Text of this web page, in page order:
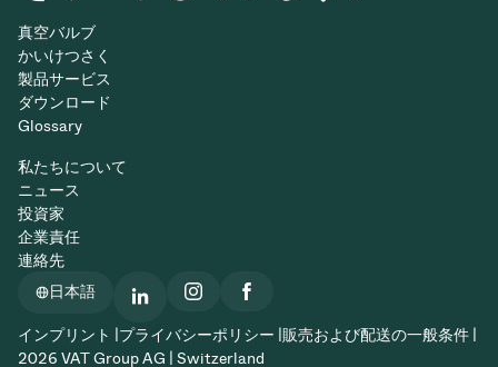
真空バルブ
かいけつさく
製品サービス
ダウンロード
Glossary
私たちについて
ニュース
投資家
企業責任
連絡先
日本語
インプリント | プライバシーポリシー | 販売および配送の一般条件 |
2026 VAT Group AG | Switzerland